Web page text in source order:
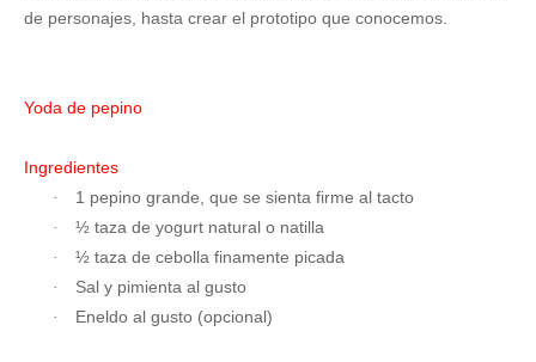
de personajes, hasta crear el prototipo que conocemos.
Yoda de pepino
Ingredientes
· 1 pepino grande, que se sienta firme al tacto
· ½ taza de yogurt natural o natilla
· ½ taza de cebolla finamente picada
· Sal y pimienta al gusto
· Eneldo al gusto (opcional)